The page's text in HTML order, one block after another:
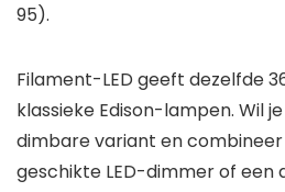
95).
Filament-LED geeft dezelfde
klassieke Edison-lampen. Wil
dimbare variant en
geschikte LED-dimmer of